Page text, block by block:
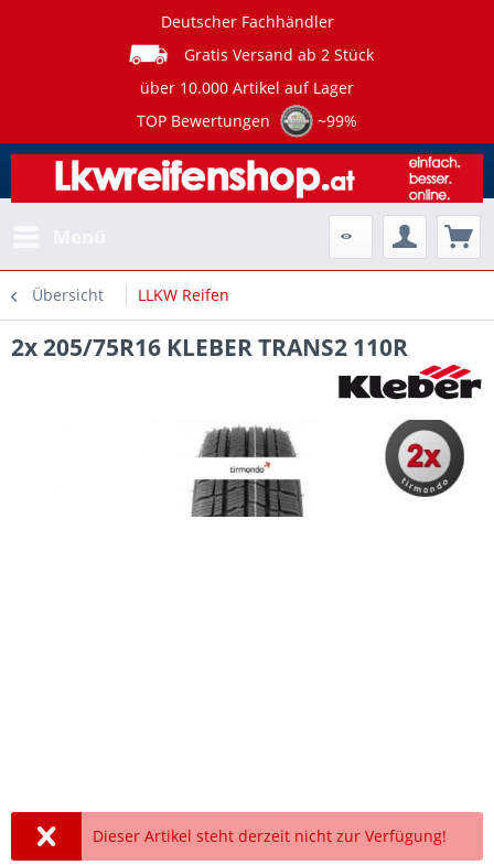
Deutscher Fachhändler
Gratis Versand ab 2 Stück
über 10.000 Artikel auf Lager
TOP Bewertungen
~99%
Übersicht LLKW Reifen
2x 205/75R16 KLEBER TRANS2 110R
Dieser Artikel steht derzeit nicht zur Verfügung!